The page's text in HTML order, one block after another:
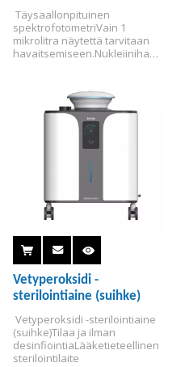
Täysaallonpituinen
spektrofotometriVain 1
mikrolitra näytettä tarvitaan
havaitsemiseen.Nukleiinihapo
aallonpituuden skannauksen
havaitseminen.
Vetyperoksidi -
sterilointiaine (suihke)
Vetyperoksidi -sterilointiaine
(suihke)Tilaa ja ilman
desinfiointiaLääketieteellinen
sterilointilaite